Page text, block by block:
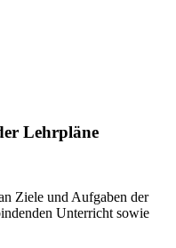
Lehrpläne
Ziele und Aufgaben der
Unterricht sowie